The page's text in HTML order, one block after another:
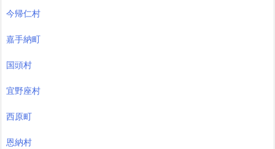
今帰仁村
嘉手納町
国頭村
宜野座村
西原町
恩納村